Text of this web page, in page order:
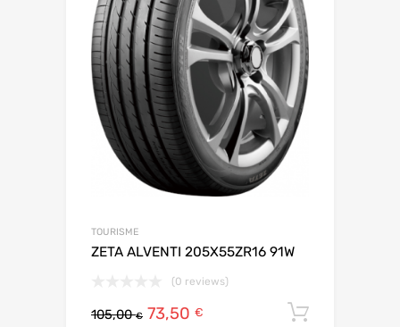
TOURISME
ZETA ALVENTI 205X55ZR16 91W
(0 reviews)
105,00€ 73,50 €